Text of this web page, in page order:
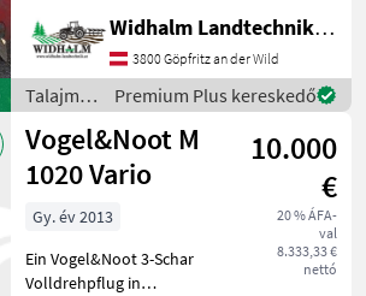
támasztókerék, tárcsás
kasza, sávképző hidraulikus
Váltvaforgató eke ,
Csoroszlyák: 3-vasú,
Tárcsás cs
Widhalm Landtechnik GmbH
3800 Göpfritz an der Wild
Talajművelő
gépek /
Vogel&Noot
Premium Plus kereskedő
Vogel&Noot M
1020 Vario
10.000
€
20 % ÁFA-
val
8.333,33 €
nettó
Gy. év 2013
Ein Vogel&Noot 3-Schar
Volldrehpflug in